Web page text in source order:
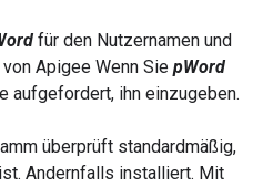
für den Nutzernamen und
Apigee Wenn Sie pWord
aufgefordert, ihn einzugeben.
überprüft standardmäßig,
Andernfalls installiert. Mit